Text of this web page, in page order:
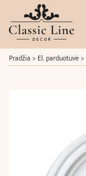
Pradžia > El. parduotuvė>